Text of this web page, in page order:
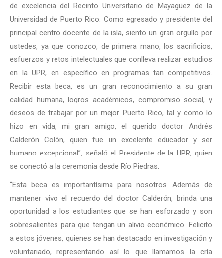
de excelencia del Recinto Universitario de Mayagüez de la
Universidad de Puerto Rico. Como egresado y presidente del
principal centro docente de la isla, siento un gran orgullo por
ustedes, ya que conozco, de primera mano, los sacrificios,
esfuerzos y retos intelectuales que conlleva realizar estudios
en la UPR, en específico en programas tan competitivos.
Recibir esta beca, es un gran reconocimiento a su gran
calidad humana, logros académicos, compromiso social, y
deseos de trabajar por un mejor Puerto Rico, tal y como lo
hizo en vida, mi gran amigo, el querido doctor Andrés
Calderón Colón, quien fue un excelente educador y ser
humano excepcional”, señaló el Presidente de la UPR, quien
se conectó a la ceremonia desde Río Piedras.
“Esta beca es importantísima para nosotros. Además de
mantener vivo el recuerdo del doctor Calderón, brinda una
oportunidad a los estudiantes que se han esforzado y son
sobresalientes para que tengan un alivio económico. Felicito
a estos jóvenes, quienes se han destacado en investigación y
voluntariado, representando así lo que llamamos la cría